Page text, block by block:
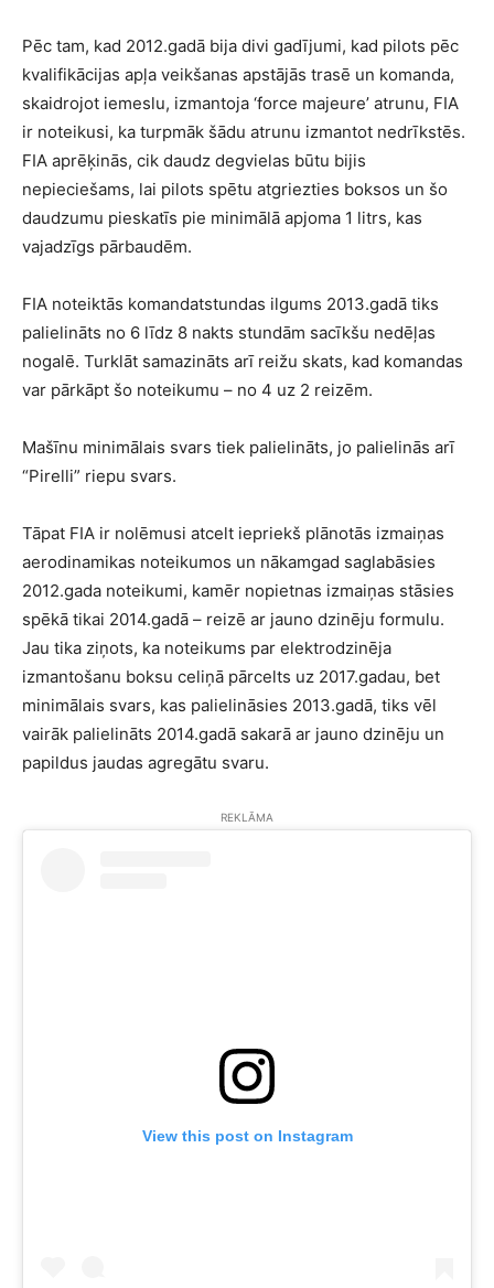
Pēc tam, kad 2012.gadā bija divi gadījumi, kad pilots pēc
kvalifikācijas apļa veikšanas apstājās trasē un komanda,
skaidrojot iemeslu, izmantoja ‘force majeure’ atrunu, FIA
ir noteikusi, ka turpmāk šādu atrunu izmantot nedrīkstēs.
FIA aprēķinās, cik daudz degvielas būtu bijis
nepieciešams, lai pilots spētu atgriezties boksos un šo
daudzumu pieskatīs pie minimālā apjoma 1 litrs, kas
vajadzīgs pārbaudēm.
FIA noteiktās komandatstundas ilgums 2013.gadā tiks
palielināts no 6 līdz 8 nakts stundām sacīkšu nedēļas
nogalē. Turklāt samazināts arī reižu skats, kad komandas
var pārkāpt šo noteikumu – no 4 uz 2 reizēm.
Mašīnu minimālais svars tiek palielināts, jo palielinās arī
“Pirelli” riepu svars.
Tāpat FIA ir nolēmusi atcelt iepriekš plānotās izmaiņas
aerodinamikas noteikumos un nākamgad saglabāsies
2012.gada noteikumi, kamēr nopietnas izmaiņas stāsies
spēkā tikai 2014.gadā – reizē ar jauno dzinēju formulu.
Jau tika ziņots, ka noteikums par elektrodzinēja
izmantošanu boksu celiņā pārcelts uz 2017.gadau, bet
minimālais svars, kas palielināsies 2013.gadā, tiks vēl
vairāk palielināts 2014.gadā sakarā ar jauno dzinēju un
papildus jaudas agregātu svaru.
REKLĀMA
View this post on Instagram